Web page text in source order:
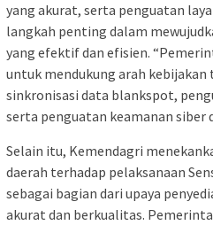
yang akurat, serta penguatan
langkah penting dalam
yang efektif dan efisien.
untuk mendukung arah
sinkronisasi data blankspot,
serta penguatan keamanan siber
Selain itu, Kemendagri
daerah terhadap pelaksanaan
sebagai bagian dari upaya
akurat dan berkualitas.